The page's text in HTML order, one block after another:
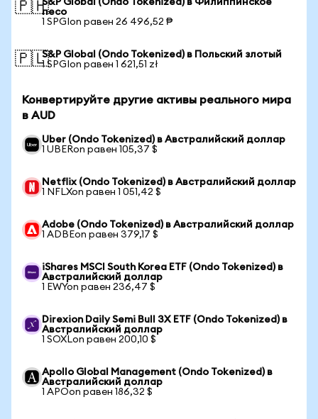
🇵🇭S&P Global (Ondo Tokenized) в Филиппинское
песо
1 SPGIon равен 26 496,52 ₱
🇵🇱S&P Global (Ondo Tokenized) в Польский злотый
1 SPGIon равен 1 621,51 zł
Конвертируйте другие активы реального мира
в AUD
Uber (Ondo Tokenized) в Австралийский доллар
1 UBERon равен 105,37 $
Netflix (Ondo Tokenized) в Австралийский доллар
1 NFLXon равен 1 051,42 $
Adobe (Ondo Tokenized) в Австралийский доллар
1 ADBEon равен 379,17 $
iShares MSCI South Korea ETF (Ondo Tokenized) в
Австралийский доллар
1 EWYon равен 236,47 $
Direxion Daily Semi Bull 3X ETF (Ondo Tokenized) в
Австралийский доллар
1 SOXLon равен 200,10 $
Apollo Global Management (Ondo Tokenized) в
Австралийский доллар
1 APOon равен 186,32 $